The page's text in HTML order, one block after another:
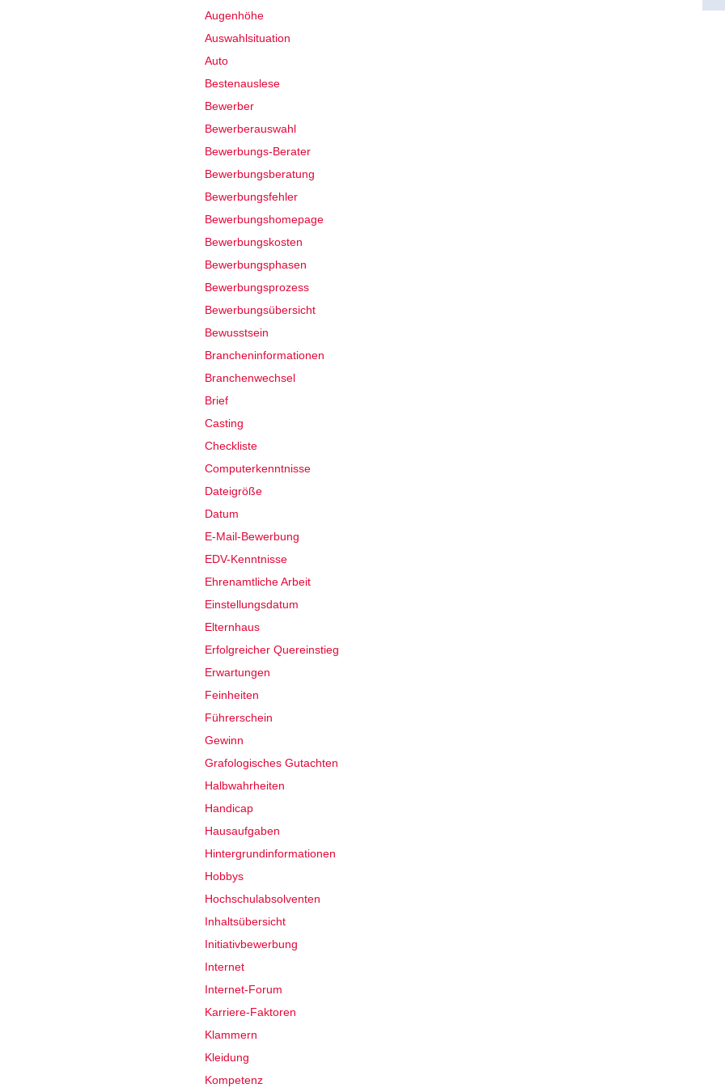
Augenhöhe
Auswahlsituation
Auto
Bestenauslese
Bewerber
Bewerberauswahl
Bewerbungs-Berater
Bewerbungsberatung
Bewerbungsfehler
Bewerbungshomepage
Bewerbungskosten
Bewerbungsphasen
Bewerbungsprozess
Bewerbungsübersicht
Bewusstsein
Brancheninformationen
Branchenwechsel
Brief
Casting
Checkliste
Computerkenntnisse
Dateigröße
Datum
E-Mail-Bewerbung
EDV-Kenntnisse
Ehrenamtliche Arbeit
Einstellungsdatum
Elternhaus
Erfolgreicher Quereinstieg
Erwartungen
Feinheiten
Führerschein
Gewinn
Grafologisches Gutachten
Halbwahrheiten
Handicap
Hausaufgaben
Hintergrundinformationen
Hobbys
Hochschulabsolventen
Inhaltsübersicht
Initiativbewerbung
Internet
Internet-Forum
Karriere-Faktoren
Klammern
Kleidung
Kompetenz